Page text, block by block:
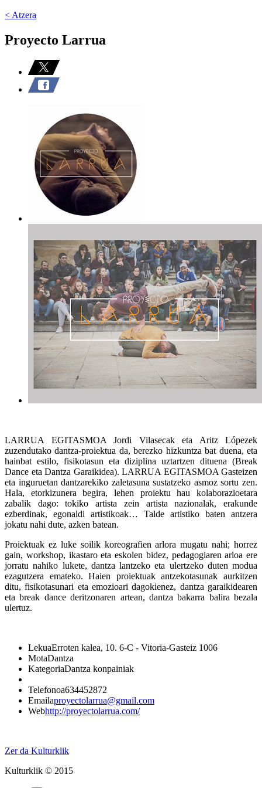
< Atzera
Proyecto Larrua
LARRUA EGITASMOA Jordi Vilasecak eta Aritz Lópezek
zuzendutako dantza-proiektua da, berezko hizkuntza bat duena, eta
hainbat estilo, fisikotasun eta diziplina uztartzen dituena (Break
Dance eta Dantza Garaikidea). LARRUA EGITASMOA Gasteizen
eta inguruetan dantzarekiko zaletasuna sustatzeko asmoz sortu zen.
Hala, etorkizunera begira, lehen proiektu hau kolaborazioetara
zabalik dago: tokiko artista zein artista nazionalak, erakunde
ezberdinak, egonaldi artistikoak… Talde artistiko baten antzera
jokatu nahi dute, azken batean.
Proiektuak ez luke soilik koreografien arlora mugatu nahi; horrez
gain, workshop, ikastaro eta eskolen bidez, pedagogiaren arloa ere
jorratu nahiko lukete, dantza lantzeko eta ulertzeko duten modua
ezagutzera emateko. Haien proiektuak antzekotasunak aurkitzen
ditu, fisikotasunari eta emozioari dagokienez, dantza garaikidearen
eta break dance deritzonaren artean, dantza bakarra balira bezala
ulertuz.
LekuaErroten kalea, 10. 6-C - Vitoria-Gasteiz 1006
MotaDantza
KategoriaDantza konpainiak
Telefonoa634452872
Emailaproyectolarrua@gmail.com
Webhttp://proyectolarrua.com/
Zer da Kulturklik
Kulturklik © 2015